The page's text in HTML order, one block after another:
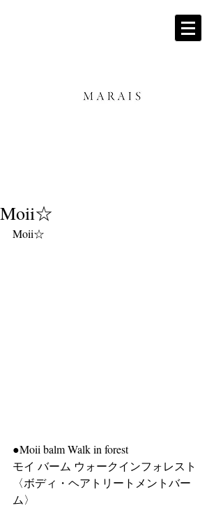
Moii☆
Moii☆
●Moii balm Walk in forest
モイ バーム ウォークインフォレスト
〈ボディ・ヘアトリートメントバー
ム〉